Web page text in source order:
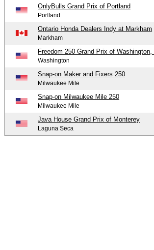
OnlyBulls Grand Prix of Portland
Portland
Ontario Honda Dealers Indy at Markham
Markham
Freedom 250 Grand Prix of Washington,
Washington
Snap-on Maker and Fixers 250
Milwaukee Mile
Snap-on Milwaukee Mile 250
Milwaukee Mile
Java House Grand Prix of Monterey
Laguna Seca